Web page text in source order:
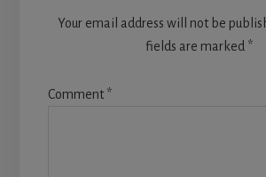
Your email address will not be
fields are marked *
Comment *